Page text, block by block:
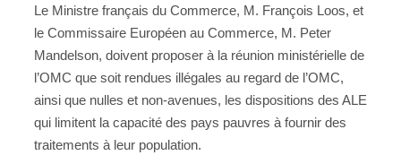
Le Ministre français du Commerce, M. François Loos, et
le Commissaire Européen au Commerce, M. Peter
Mandelson, doivent proposer à la réunion ministérielle de
l’OMC que soit rendues illégales au regard de l’OMC,
ainsi que nulles et non-avenues, les dispositions des ALE
qui limitent la capacité des pays pauvres à fournir des
traitements à leur population.